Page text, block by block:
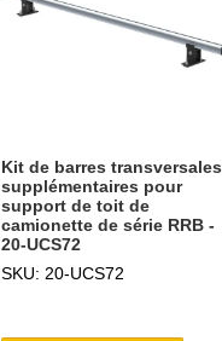
Kit de barres transversales
supplémentaires pour
support de toit de
camionette de série RRB -
20-UCS72
SKU: 20-UCS72